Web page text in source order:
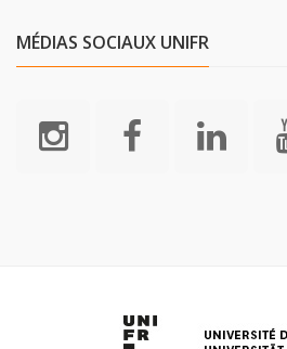
MÉDIAS SOCIAUX UNIFR